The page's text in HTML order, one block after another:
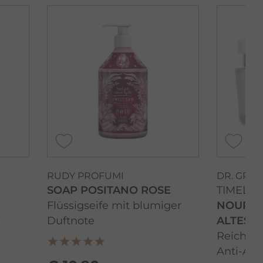
RUDY PROFUMI
SOAP POSITANO ROSE
Flüssigseife mit blumiger
Duftnote
DR.
ALTES
Anti-